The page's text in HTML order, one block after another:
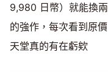
9,980 日幣）就能換
的強作，每次看到原
天堂真的有在虧欸